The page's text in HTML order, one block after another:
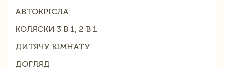
АВТОКРІСЛА
КОЛЯСКИ 3 В 1, 2 В 1
ДИТЯЧУ КІМНАТУ
ДОГЛЯД